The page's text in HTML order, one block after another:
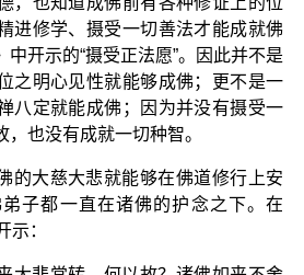
进修学、摄受一切善法才能成就佛
开示的“摄受正法愿”。因此并不是
之明心见性就能够成佛；更不是一
八定就能成佛；因为并没有摄受一
也没有成就一切种智。
的大慈大悲就能够在佛道修行上安
子都一直在诸佛的护念之下。在
示：